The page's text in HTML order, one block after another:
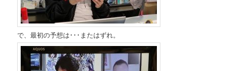
で、最初の予想は･･･またはずれ。